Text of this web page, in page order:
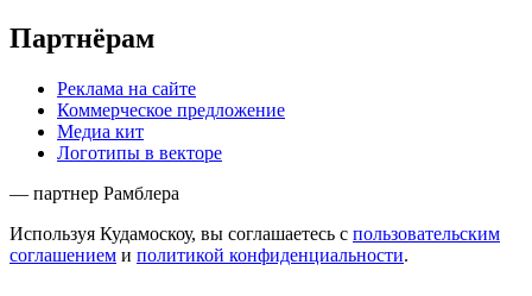
Партнёрам
Реклама на сайте
Коммерческое предложение
Медиа кит
Логотипы в векторе
— партнер Рамблера
Используя Кудамоскоу, вы соглашаетесь с пользовательским
соглашением и политикой конфиденциальности.